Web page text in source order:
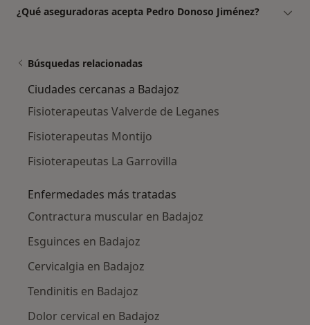
¿Qué aseguradoras acepta Pedro Donoso Jiménez?
Búsquedas relacionadas
Ciudades cercanas a Badajoz
Fisioterapeutas Valverde de Leganes
Fisioterapeutas Montijo
Fisioterapeutas La Garrovilla
Enfermedades más tratadas
Contractura muscular en Badajoz
Esguinces en Badajoz
Cervicalgia en Badajoz
Tendinitis en Badajoz
Dolor cervical en Badajoz